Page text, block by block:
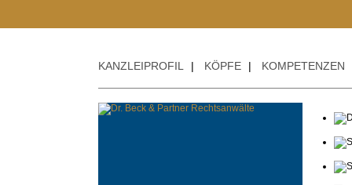
KANZLEIPROFIL | KÖPFE | KOMPETENZEN